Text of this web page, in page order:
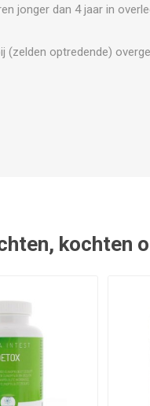
jonger dan 4 jaar in
(zelden optredende)
kochten